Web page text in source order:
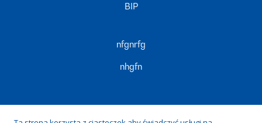
BIP
nfgnrfg
nhgfn